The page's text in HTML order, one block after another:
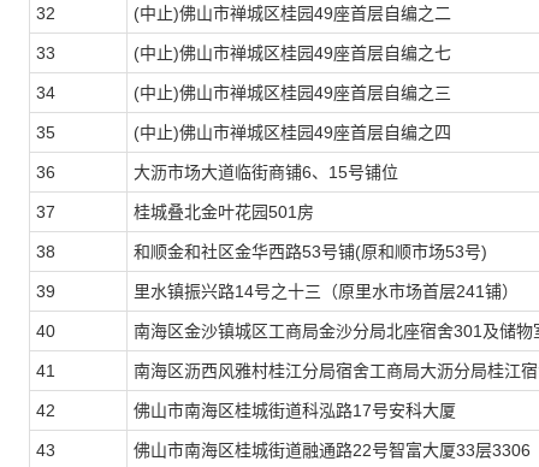
32 (中止)佛山市禅城区桂园49座首层自编之二
33 (中止)佛山市禅城区桂园49座首层自编之七
34 (中止)佛山市禅城区桂园49座首层自编之三
35 (中止)佛山市禅城区桂园49座首层自编之四
36 大沥市场大道临街商铺6、15号铺位
37 桂城叠北金叶花园501房
38 和顺金和社区金华西路53号铺(原和顺市场53号)
39 里水镇振兴路14号之十三（原里水市场首层241铺）
40 南海区金沙镇城区工商局金沙分局北座宿舍301及储物
41 南海区沥西风雅村桂江分局宿舍工商局大沥分局桂江
42 佛山市南海区桂城街道科泓路17号安科大厦
43 佛山市南海区桂城街道融通路22号智富大厦33层3306